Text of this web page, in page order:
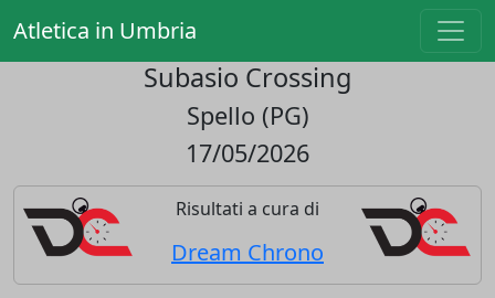
Atletica in Umbria
Subasio Crossing
Spello (PG)
17/05/2026
Risultati a cura di
Dream Chrono